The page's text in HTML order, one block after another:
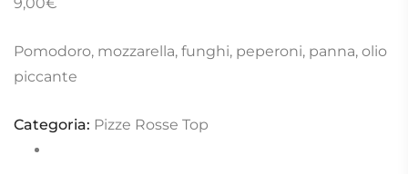
Pomodoro, mozzarella, funghi, peperoni, panna, olio
piccante
Categoria: Pizze Rosse Top